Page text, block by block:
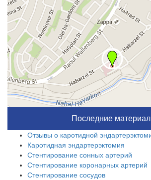
Последние
Отзывы о каротидной
Каротидная эндартерэктомия
Стентирование сонных артерий
Стентирование коронарных артерий
Стентирование сосудов